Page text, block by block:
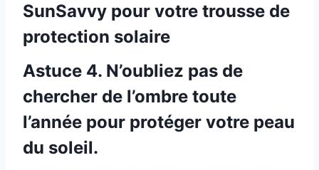
SunSavvy pour votre trousse de
protection solaire
Astuce 4. N’oubliez pas de
chercher de l’ombre toute
l’année pour protéger votre peau
du soleil.